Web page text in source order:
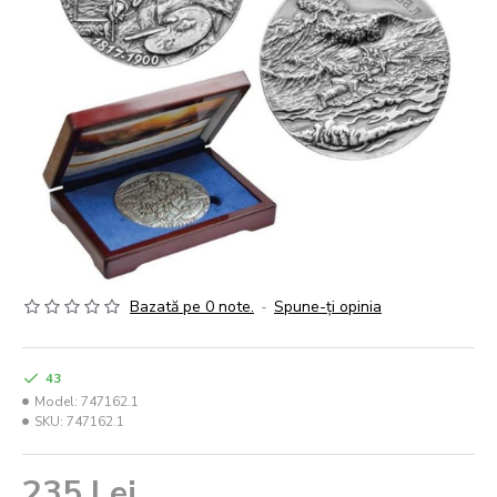
Bazată pe 0 note. - Spune-ţi opinia
43
Model: 747162.1
SKU: 747162.1